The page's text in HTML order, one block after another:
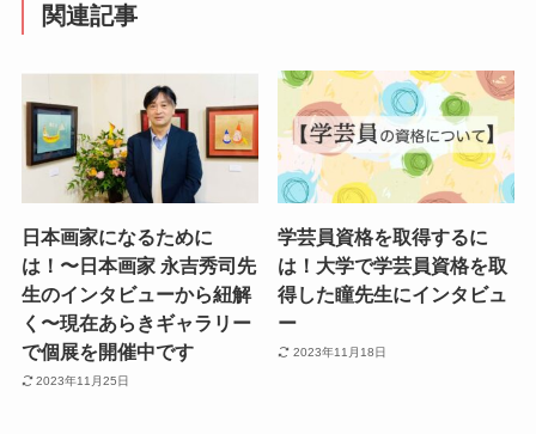
関連記事
日本画家になるために
は！〜日本画家 永吉秀司先
生のインタビューから紐解
く〜現在あらきギャラリー
で個展を開催中です
2023年11月25日
学芸員資格を取得するに
は！大学で学芸員資格を取
得した瞳先生にインタビュ
ー
2023年11月18日